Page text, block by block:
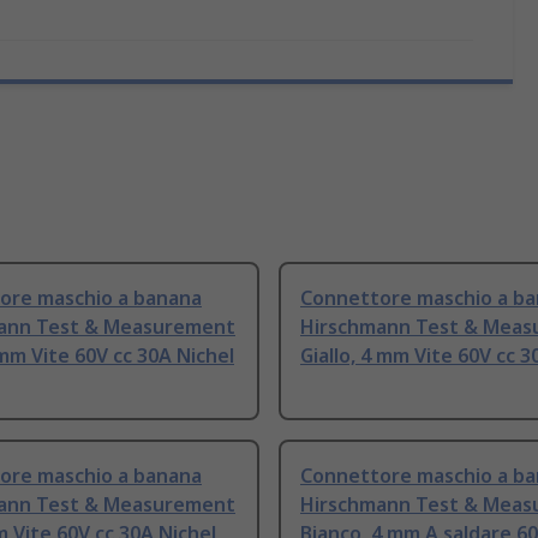
maschio a banana
Test & Measurement
Vite 60V cc 30A Nichel
Connettore maschio a
Hirschmann Test &
Giallo, 4 mm Vite 60V cc
maschio a banana
Test & Measurement
Connettore maschio a
Hirschmann Test &